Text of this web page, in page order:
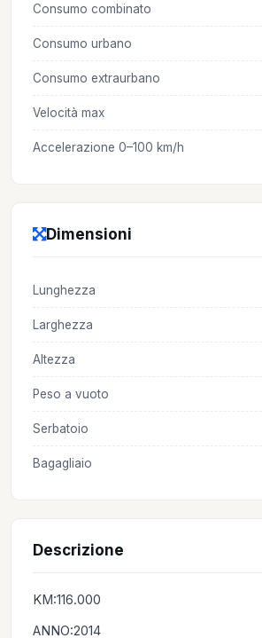
Consumo combinato
Consumo urbano
Consumo extraurbano
Velocità max
Accelerazione 0–100 km/h
Dimensioni
Lunghezza
Larghezza
Altezza
Peso a vuoto
Serbatoio
Bagagliaio
Descrizione
KM:116.000
ANNO:2014